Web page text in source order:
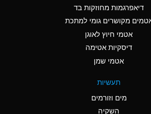
Ammonia
D
Ammonia
D
Ammonia
דיאפרגמות מחוזקות בד
מקושרים גומי למתכת
אטמי חיוץ לאוגן
דיסקיות אטימה
אטמי שמן
תעשיות
מים וזורמים
השקיה